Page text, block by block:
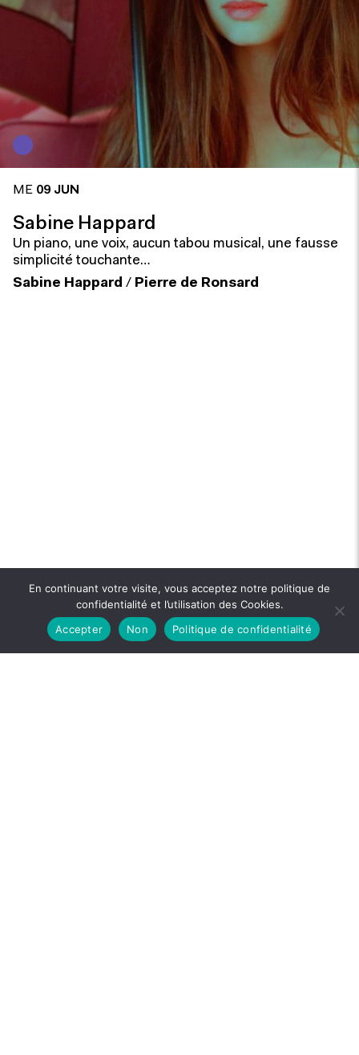
ME 09 JUN
Sabine Happard
Un piano, une voix, aucun tabou musical, une fausse
simplicité touchante…
Sabine Happard / Pierre de Ronsard
En continuant votre visite, vous acceptez notre politique de
confidentialité et l’utilisation des Cookies.
Accepter
Non Politique de confidentialité